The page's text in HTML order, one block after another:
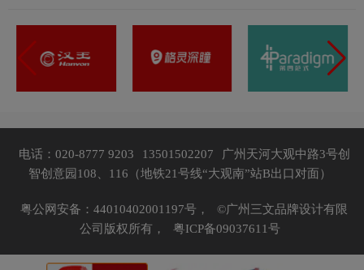
电话：020-8777 9203 13501502207
广州天河大观中路3号创
智创意园108、116（地铁21号线“大观南”站B出口对面）
粤公网安备：44010402001197号，
©广州三文品牌设计有限
公司版权所有，
粤ICP备09037611号